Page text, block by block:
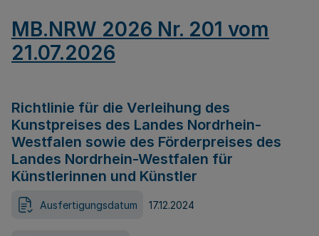
MB.NRW 2026 Nr. 201 vom
21.07.2026
Richtlinie für die Verleihung des
Kunstpreises des Landes Nordrhein-
Westfalen sowie des Förderpreises des
Landes Nordrhein-Westfalen für
Künstlerinnen und Künstler
Ausfertigungsdatum 17.12.2024